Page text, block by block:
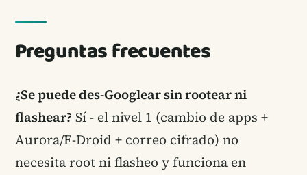
Preguntas frecuentes
¿Se puede des-Googlear sin rootear ni
flashear? Sí - el nivel 1 (cambio de apps +
Aurora/F-Droid + correo cifrado) no
necesita root ni flasheo y funciona en